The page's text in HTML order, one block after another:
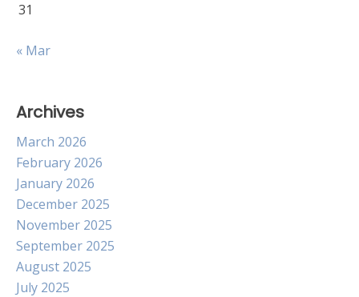
31
« Mar
Archives
March 2026
February 2026
January 2026
December 2025
November 2025
September 2025
August 2025
July 2025